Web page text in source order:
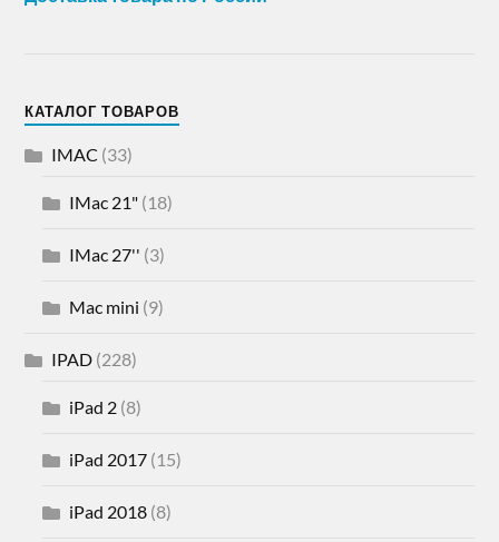
КАТАЛОГ ТОВАРОВ
IMAC (33)
IMac 21" (18)
IMac 27'' (3)
Mac mini (9)
IPAD (228)
iPad 2 (8)
iPad 2017 (15)
iPad 2018 (8)